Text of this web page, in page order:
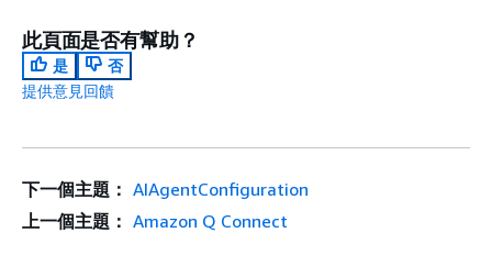
此頁面是否有幫助？
是
否
提供意見回饋
下一個主題： AIAgentConfiguration
上一個主題： Amazon Q Connect